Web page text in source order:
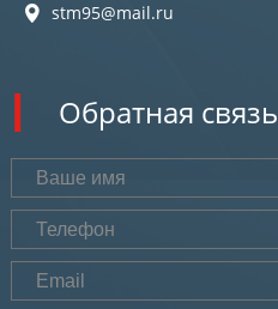
stm95@mail.ru
Обратная связь